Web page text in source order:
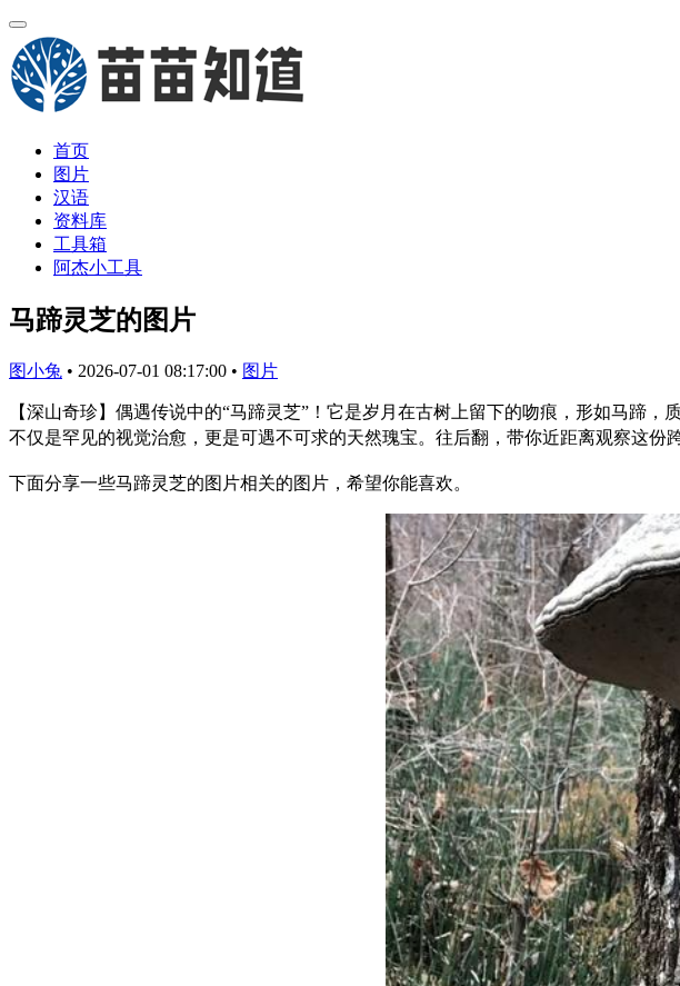
首页
图片
汉语
资料库
工具箱
阿杰小工具
马蹄灵芝的图片
图小兔 • 2026-07-01 08:17:00 • 图片
【深山奇珍】偶遇传说中的“马蹄灵芝”！它是岁月在古树上留下的吻痕，形如马蹄
不仅是罕见的视觉治愈，更是可遇不可求的天然瑰宝。往后翻，带你近距离观察这份
下面分享一些马蹄灵芝的图片相关的图片，希望你能喜欢。